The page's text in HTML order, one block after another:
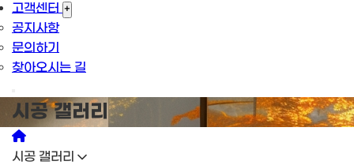
고객센터 +
공지사항
문의하기
찾아오시는 길
시공 갤러리
시공 갤러리